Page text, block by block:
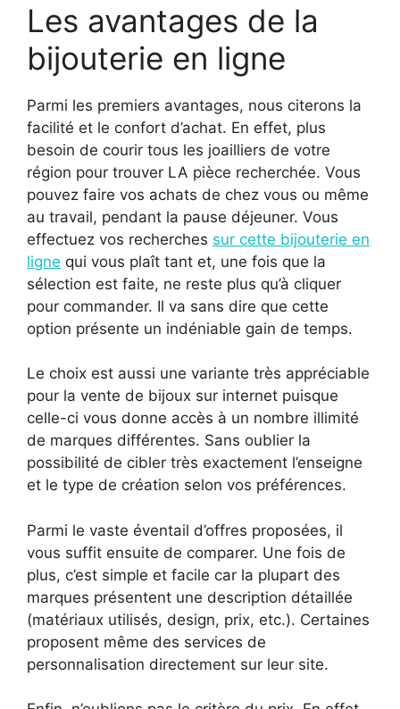
Les avantages de la
bijouterie en ligne
Parmi les premiers avantages, nous citerons la
facilité et le confort d’achat. En effet, plus
besoin de courir tous les joailliers de votre
région pour trouver LA pièce recherchée. Vous
pouvez faire vos achats de chez vous ou même
au travail, pendant la pause déjeuner. Vous
effectuez vos recherches sur cette bijouterie en
ligne qui vous plaît tant et, une fois que la
sélection est faite, ne reste plus qu’à cliquer
pour commander. Il va sans dire que cette
option présente un indéniable gain de temps.
Le choix est aussi une variante très appréciable
pour la vente de bijoux sur internet puisque
celle-ci vous donne accès à un nombre illimité
de marques différentes. Sans oublier la
possibilité de cibler très exactement l’enseigne
et le type de création selon vos préférences.
Parmi le vaste éventail d’offres proposées, il
vous suffit ensuite de comparer. Une fois de
plus, c’est simple et facile car la plupart des
marques présentent une description détaillée
(matériaux utilisés, design, prix, etc.). Certaines
proposent même des services de
personnalisation directement sur leur site.